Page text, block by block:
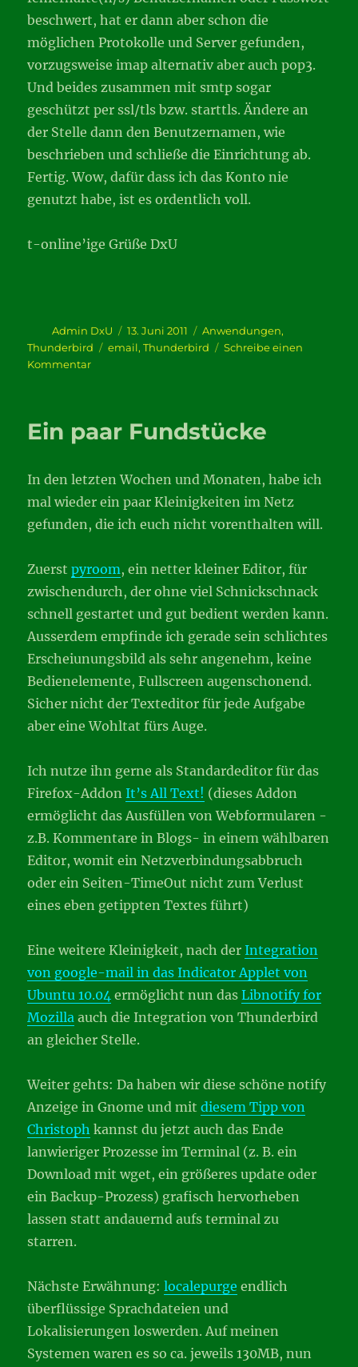
beschwert, hat er dann aber schon die
möglichen Protokolle und Server gefunden,
vorzugsweise imap alternativ aber auch pop3.
Und beides zusammen mit smtp sogar
geschützt per ssl/tls bzw. starttls. Ändere an
der Stelle dann den Benutzernamen, wie
beschrieben und schließe die Einrichtung ab.
Fertig. Wow, dafür dass ich das Konto nie
genutzt habe, ist es ordentlich voll.
t-online’ige Grüße DxU
Autor
Admin DxU
Veröffentlicht
am
13. Juni 2011 Kategorien
Anwendungen,
Thunderbird
Schlagwörter
email,Thunderbird
Schreibe einen
Kommentarzu
thunderbird3
Ein paar Fundstücke
In den letzten Wochen und Monaten, habe ich
mal wieder ein paar Kleinigkeiten im Netz
gefunden, die ich euch nicht vorenthalten will.
Zuerstpyroom, ein netter kleiner Editor, für
zwischendurch, der ohne viel Schnickschnack
schnell gestartet und gut bedient werden kann.
Ausserdem empfinde ich gerade sein schlichtes
Erscheiunungsbild als sehr angenehm, keine
Bedienelemente, Fullscreen augenschonend.
Sicher nicht der Texteditor für jede Aufgabe
aber eine Wohltat fürs Auge.
Ich nutze ihn gerne als Standardeditor für das
Firefox-AddonIt’s All Text! (dieses Addon
ermöglicht das Ausfüllen von Webformularen -
z.B. Kommentare in Blogs- in einem wählbaren
Editor, womit ein Netzverbindungsabbruch
oder ein Seiten-TimeOut nicht zum Verlust
eines eben getippten Textes führt)
Eine weitere Kleinigkeit, nach derIntegration
von google-mail in das Indicator Applet von
Ubuntu 10.04 ermöglicht nun dasLibnotify for
Mozilla auch die Integration von Thunderbird
an gleicher Stelle.
Weiter gehts: Da haben wir diese schöne notify
Anzeige in Gnome und mitdiesem Tipp von
Christoph kannst du jetzt auch das Ende
lanwieriger Prozesse im Terminal (z. B. ein
Download mit wget, ein größeres update oder
ein Backup-Prozess) grafisch hervorheben
lassen statt andauernd aufs terminal zu
starren.
Nächste Erwähnung:localepurge endlich
überflüssige Sprachdateien und
Lokalisierungen loswerden. Auf meinen
Systemen waren es so ca. jeweils 130MB, nun